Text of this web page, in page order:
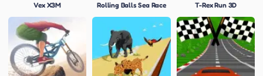
Vex X3M Rolling Balls Sea Race T-Rex Run 3D